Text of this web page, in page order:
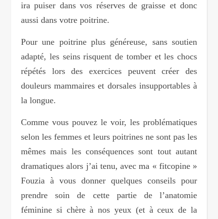
ira puiser dans vos réserves de graisse et donc
aussi dans votre poitrine.
Pour une poitrine plus généreuse, sans soutien
adapté, les seins risquent de tomber et les chocs
répétés lors des exercices peuvent créer des
douleurs mammaires et dorsales insupportables à
la longue.
Comme vous pouvez le voir, les problématiques
selon les femmes et leurs poitrines ne sont pas les
mêmes mais les conséquences sont tout autant
dramatiques alors j’ai tenu, avec ma « fitcopine »
Fouzia à vous donner quelques conseils pour
prendre soin de cette partie de l’anatomie
féminine si chère à nos yeux (et à ceux de la